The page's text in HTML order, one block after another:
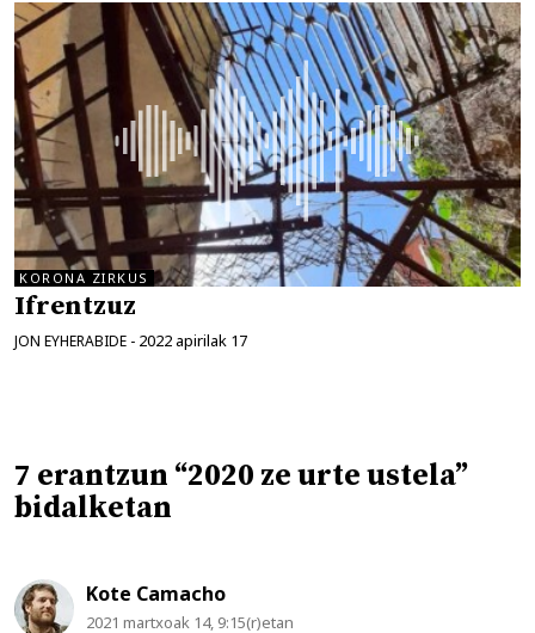
KORONA ZIRKUS
Ifrentzuz
JON EYHERABIDE - 2022 apirilak 17
7 erantzun “2020 ze urte ustela”
bidalketan
Kote Camacho
2021 martxoak 14, 9:15(r)etan